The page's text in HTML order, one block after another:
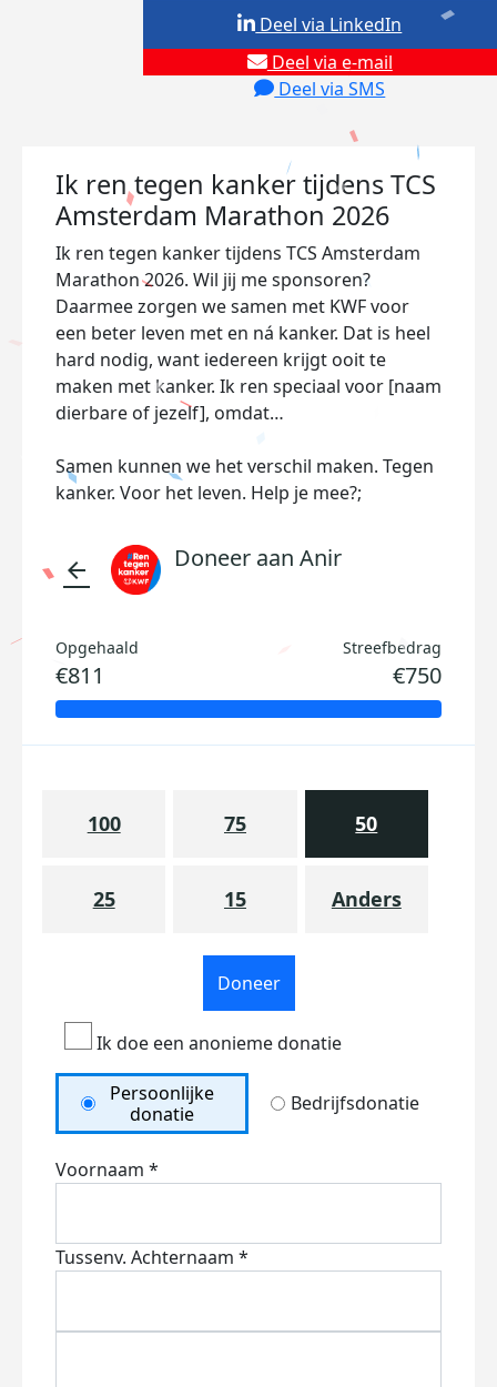
Deel via e-mail
Deel via SMS
Deel via LinkedIn
Ik ren tegen kanker tijdens TCS
Amsterdam Marathon 2026
Ik ren tegen kanker tijdens TCS Amsterdam
Marathon 2026. Wil jij me sponsoren?
Daarmee zorgen we samen met KWF voor
een beter leven met en ná kanker. Dat is heel
hard nodig, want iedereen krijgt ooit te
maken met kanker. Ik ren speciaal voor [naam
dierbare of jezelf], omdat…
Samen kunnen we het verschil maken. Tegen
kanker. Voor het leven. Help je mee?;
arrow_back Doneer aan Anir
Opgehaald
€811
Streefbedrag
€750
100 75 50
25 15 Anders
Doneer
Ik doe een anonieme donatie
Persoonlijke
donatie
Bedrijfsdonatie
Voornaam *
Tussenv. Achternaam *